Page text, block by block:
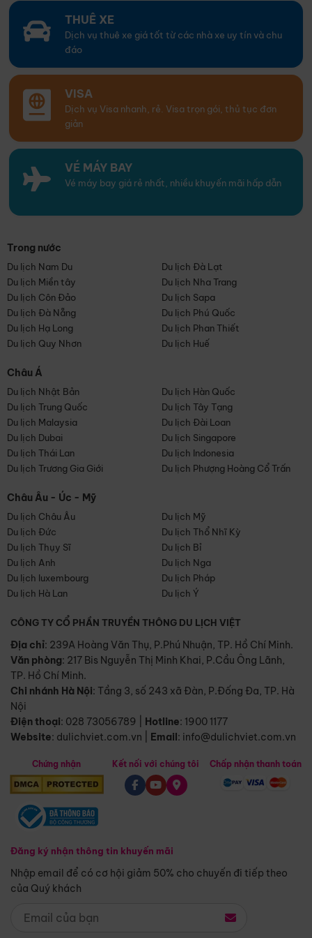
THUÊ XE
Dịch vụ thuê xe giá tốt từ các nhà xe uy tín và chu
đáo
VISA
Dịch vụ Visa nhanh, rẻ. Visa trọn gói, thủ tục đơn
giản
VÉ MÁY BAY
Vé máy bay giá rẻ nhất, nhiều khuyến mãi hấp dẫn
Trong nước
Du lịch Nam Du
Du lịch Đà Lạt
Du lịch Miền tây
Du lịch Nha Trang
Du lịch Côn Đảo
Du lịch Sapa
Du lịch Đà Nẵng
Du lịch Phú Quốc
Du lịch Hạ Long
Du lịch Phan Thiết
Du lịch Quy Nhơn
Du lịch Huế
Châu Á
Du lịch Nhật Bản
Du lịch Hàn Quốc
Du lịch Trung Quốc
Du lịch Tây Tạng
Du lịch Malaysia
Du lịch Đài Loan
Du lịch Dubai
Du lịch Singapore
Du lịch Thái Lan
Du lịch Indonesia
Du lịch Trương Gia Giới
Du lịch Phượng Hoàng Cổ Trấn
Châu Âu - Úc - Mỹ
Du lịch Châu Âu
Du lịch Mỹ
Du lịch Đức
Du lịch Thổ Nhĩ Kỳ
Du lịch Thụy Sĩ
Du lịch Bỉ
Du lịch Anh
Du lịch Nga
Du lịch luxembourg
Du lịch Pháp
Du lịch Hà Lan
Du lịch Ý
CÔNG TY CỔ PHẦN TRUYỀN THÔNG DU LỊCH VIỆT
Địa chỉ: 239A Hoàng Văn Thụ, P.Phú Nhuận, TP. Hồ Chí Minh.
Văn phòng: 217 Bis Nguyễn Thị Minh Khai, P.Cầu Ông Lãnh,
TP. Hồ Chí Minh.
Chi nhánh Hà Nội: Tầng 3, số 243 xã Đàn, P.Đống Đa, TP. Hà
Nội
Điện thoại: 028 73056789 Hotline: 1900 1177
Website: dulichviet.com.vn Email: info@dulichviet.com.vn
Chứng nhận
Đăng ký nhận thông tin khuyến mãi
Nhập email để có cơ hội giảm 50% cho chuyến đi tiếp theo
của Quý khách
Kết nối với chúng tôi Chấp nhận thanh toán